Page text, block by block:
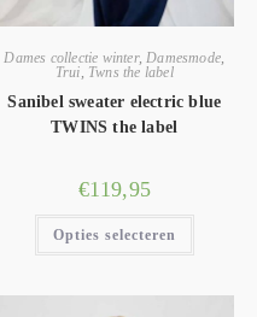
Dames collectie winter,Damesmode,
Trui, Twns the label
Sanibel sweater electric blue
TWINS the label
€119,95
Opties selecteren